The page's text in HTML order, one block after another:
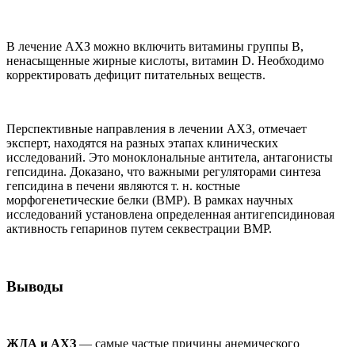
В лечение АХЗ можно включить витамины группы В,
ненасыщенные жирные кислоты, витамин D. Необходимо
корректировать дефицит питательных веществ.
Перспективные направления в лечении АХЗ, отмечает
эксперт, находятся на разных этапах клинических
исследований. Это моноклональные антитела, антагонисты
гепсидина. Доказано, что важными регуляторами синтеза
гепсидина в печени являются т. н. костные
морфогенетические белки (BMP). В рамках научных
исследований установлена определенная антигепсидиновая
активность гепаринов путем секвестрации BMP.
Выводы
ЖДА и АХЗ — самые частые причины анемического